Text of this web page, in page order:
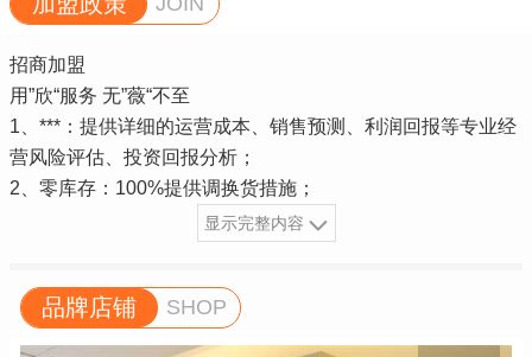
招商加盟
用”欣“服务 无”薇“不至
1、***：提供详细的运营成本、销售预测、利润回报等专业经
营风险评估、投资回报分析；
2、零库存：100%提供调换货措施；
显示完整内容
品牌店铺 SHOP